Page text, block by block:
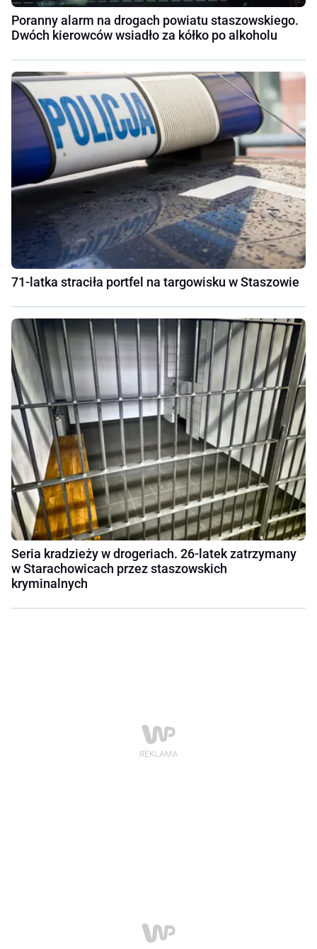
Poranny alarm na drogach powiatu staszowskiego.
Dwóch kierowców wsiadło za kółko po alkoholu
71-latka straciła portfel na targowisku w Staszowie
Seria kradzieży w drogeriach. 26-latek zatrzymany
w Starachowicach przez staszowskich
kryminalnych